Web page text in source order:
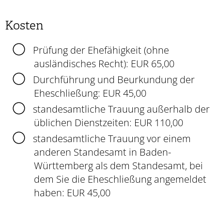
Kosten
Prüfung der Ehefähigkeit (ohne
ausländisches Recht): EUR 65,00
Durchführung und Beurkundung der
Eheschließung: EUR 45,00
standesamtliche Trauung außerhalb der
üblichen Dienstzeiten: EUR 110,00
standesamtliche Trauung vor einem
anderen Standesamt in Baden-
Württemberg als dem Standesamt, bei
dem Sie die Eheschließung angemeldet
haben: EUR 45,00